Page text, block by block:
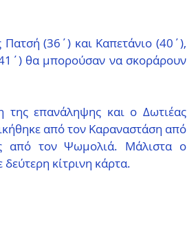
(36΄) και Καπετάνιο (40΄),
θα μπορούσαν να σκοράρουν
επανάληψης και ο Δωτιέας
από τον Καραναστάση από
από τον Ψωμολιά. Μάλιστα ο
κίτρινη κάρτα.